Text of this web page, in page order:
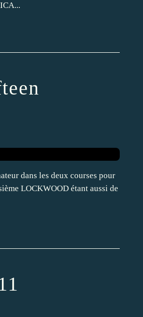
dans les deux courses pour
LOCKWOOD étant aussi de